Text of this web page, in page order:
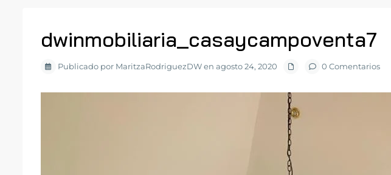
dwinmobiliaria_casaycampoventa7
Publicado por MaritzaRodriguezDW en agosto 24, 2020 0 Comentarios